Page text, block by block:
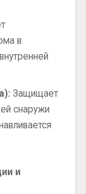
в
Защищает
снаружи
и